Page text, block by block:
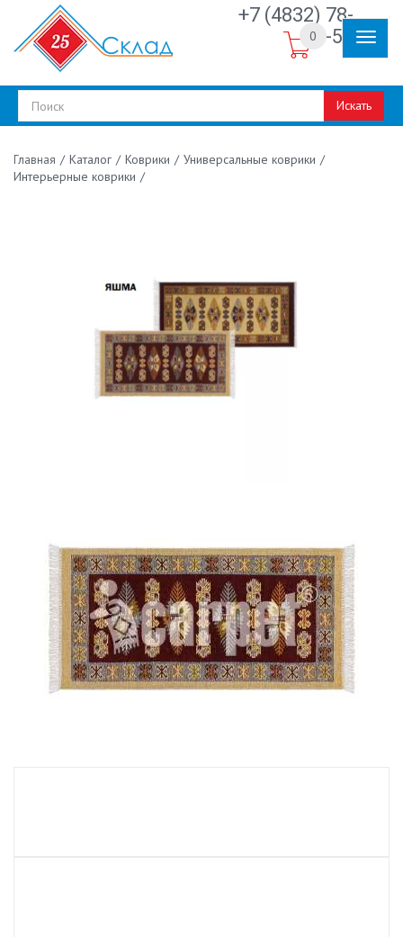
+7 (4832) 78-
30-50
Искать
0
Главная / Каталог / Коврики / Универсальные коврики /
Интерьерные коврики /